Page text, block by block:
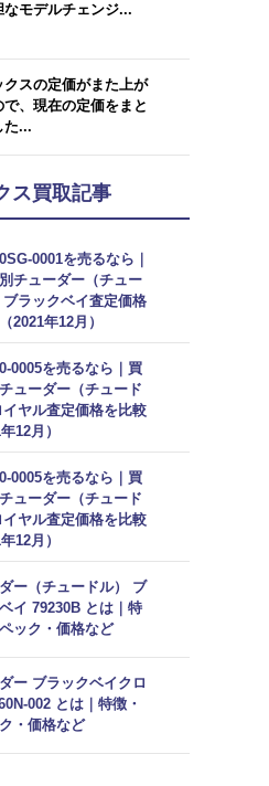
なモデルチェンジ...
クスの定価がまた上が
で、現在の定価をまと
た...
ス買取記事
0001を売るなら｜
チューダー（チュー
ブラックベイ査定価格
2021年12月）
0005を売るなら｜買
ューダー（チュード
ヤル査定価格を比較
12月）
0005を売るなら｜買
ューダー（チュード
ヤル査定価格を比較
12月）
ー（チュードル） ブ
イ 79230B とは｜特
ック・価格など
ー ブラックベイクロ
002 とは｜特徴・
・価格など